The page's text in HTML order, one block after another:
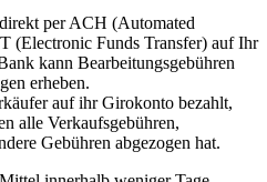
per ACH (Automated
(Electronic Funds Transfer) auf Ihr
kann Bearbeitungsgebühren
erheben.
auf ihr Girokonto bezahlt,
alle Verkaufsgebühren,
Gebühren abgezogen hat.